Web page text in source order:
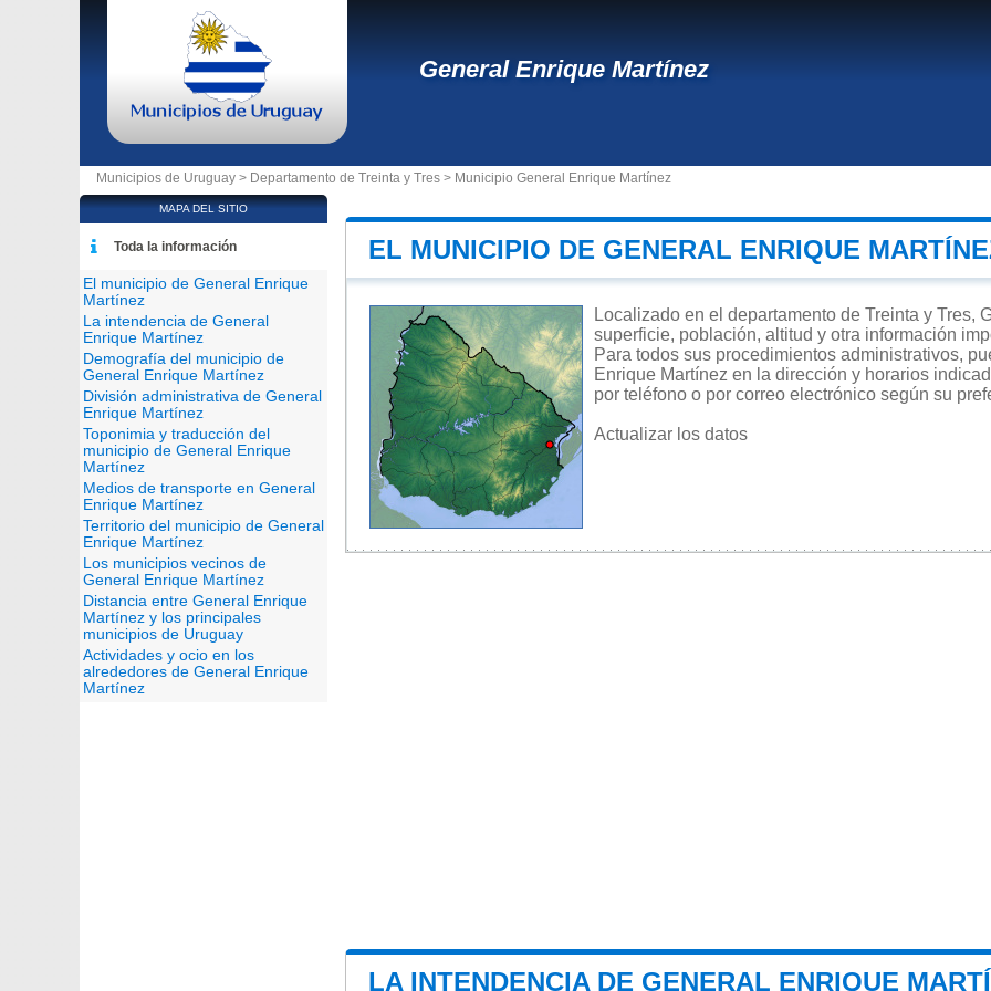
General Enrique Martínez
Municipios de Uruguay > Departamento de Treinta y Tres > Municipio General Enrique Martínez
EL MUNICIPIO DE GENERAL ENRIQUE
Localizado en el departamento de Treinta y Tres,
superficie, población, altitud y otra información
Para todos sus procedimientos administrativos,
Enrique Martínez en la dirección y horarios
por teléfono o por correo electrónico según su
Actualizar los datos
LA INTENDENCIA DE GENERAL ENRIQUE
MAPA DEL SITIO
Toda la información
El municipio de General Enrique
Martínez
La intendencia de General
Enrique Martínez
Demografía del municipio de
General Enrique Martínez
División administrativa de General
Enrique Martínez
Toponimia y traducción del
municipio de General Enrique
Martínez
Medios de transporte en General
Enrique Martínez
Territorio del municipio de General
Enrique Martínez
Los municipios vecinos de
General Enrique Martínez
Distancia entre General Enrique
Martínez y los principales
municipios de Uruguay
Actividades y ocio en los
alrededores de General Enrique
Martínez